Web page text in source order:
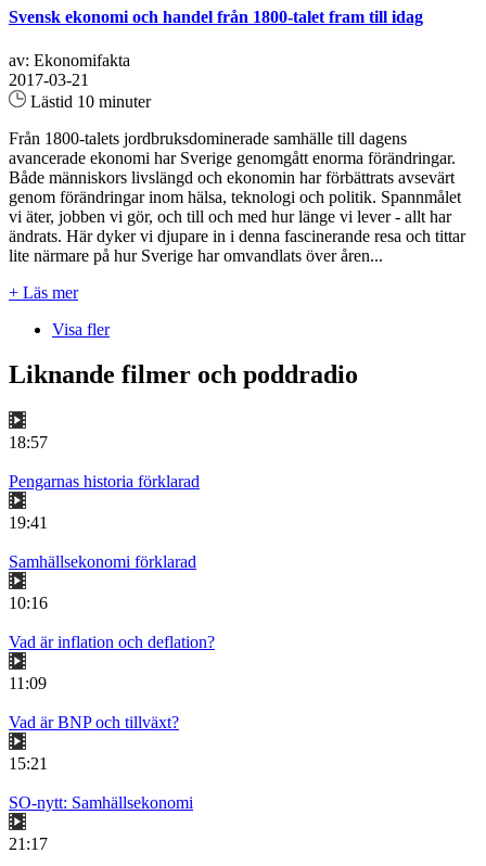
Svensk ekonomi och handel från 1800-talet fram till idag
av: Ekonomifakta
2017-03-21
Lästid 10 minuter
Från 1800-talets jordbruksdominerade samhälle till dagens
avancerade ekonomi har Sverige genomgått enorma förändringar.
Både människors livslängd och ekonomin har förbättrats avsevärt
genom förändringar inom hälsa, teknologi och politik. Spannmålet
vi äter, jobben vi gör, och till och med hur länge vi lever - allt har
ändrats. Här dyker vi djupare in i denna fascinerande resa och tittar
lite närmare på hur Sverige har omvandlats över åren...
+ Läs mer
Visa fler
Liknande filmer och poddradio
18:57
Pengarnas historia förklarad
19:41
Samhällsekonomi förklarad
10:16
Vad är inflation och deflation?
11:09
Vad är BNP och tillväxt?
15:21
SO-nytt: Samhällsekonomi
21:17